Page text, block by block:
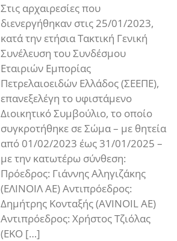
Στις αρχαιρεσίες που
διενεργήθηκαν στις 25/01/2023,
κατά την ετήσια Τακτική Γενική
Συνέλευση του Συνδέσμου
Εταιριών Εμπορίας
Πετρελαιοειδών Ελλάδος (ΣΕΕΠΕ),
επανεξελέγη το υφιστάμενο
Διοικητικό Συμβούλιο, το οποίο
συγκροτήθηκε σε Σώμα – με θητεία
από 01/02/2023 έως 31/01/2025 –
με την κατωτέρω σύνθεση:
Πρόεδρος: Γιάννης Αληγιζάκης
(ΕΛΙΝΟΙΛ ΑΕ) Αντιπρόεδρος:
Δημήτρης Κονταξής (AVINOIL AE)
Αντιπρόεδρος: Χρήστος Τζιόλας
(ΕΚΟ […]